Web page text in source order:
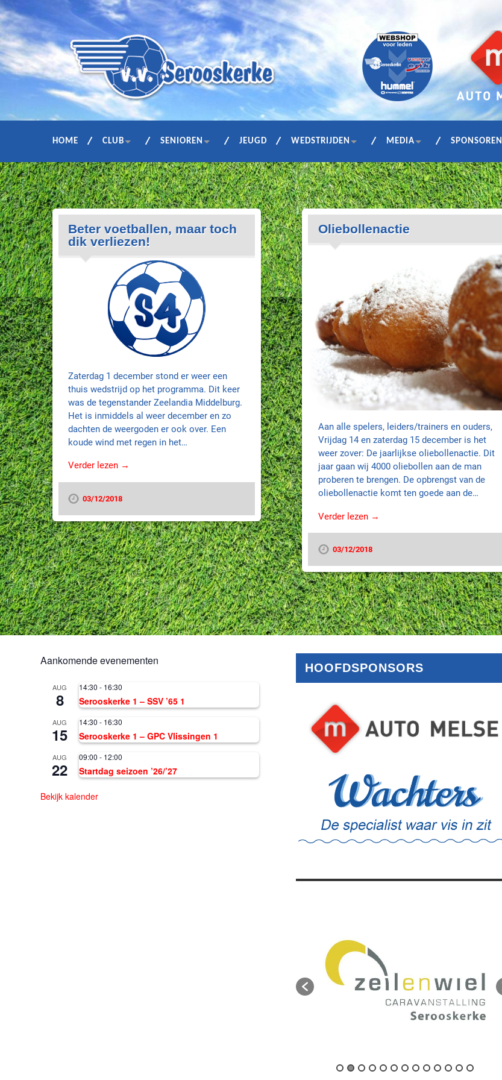
HOME CLUB SENIOREN JEUGD WEDSTRIJDEN MEDIA SPONSOREN
Beter voetballen, maar toch
dik verliezen!
Zaterdag 1 december stond er weer een
thuis wedstrijd op het programma. Dit keer
was de tegenstander Zeelandia Middelburg.
Het is inmiddels al weer december en zo
dachten de weergoden er ook over. Een
koude wind met regen in het…
Verder lezen →
03/12/2018
Oliebollenactie
Aan alle spelers, leiders/trainers en ouders,
Vrijdag 14 en zaterdag 15 december is het
weer zover: De jaarlijkse oliebollenactie. Dit
jaar gaan wij 4000 oliebollen aan de man
proberen te brengen. De opbrengst van de
oliebollenactie komt ten goede aan de…
Verder lezen →
03/12/2018
Aankomende evenementen
AUG
8
14:30 - 16:30
Serooskerke 1 – SSV ’65 1
AUG
15
14:30 - 16:30
Serooskerke 1 – GPC Vlissingen 1
AUG
22
09:00 - 12:00
Startdag seizoen ’26/’27
Bekijk kalender
HOOFDSPONSORS